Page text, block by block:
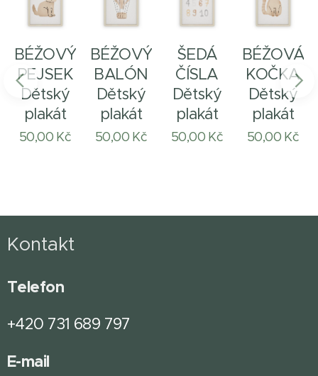
BÉŽOVÝ
PEJSEK
Dětský
plakát
50,00Kč
BÉŽOVÝ
BALÓN
Dětský
plakát
50,00Kč
ŠEDÁ
ČÍSLA
Dětský
plakát
50,00Kč
BÉŽOVÁ
KOČKA
Dětský
plakát
50,00Kč
Kontakt
Telefon
+420 731 689 797
E-mail